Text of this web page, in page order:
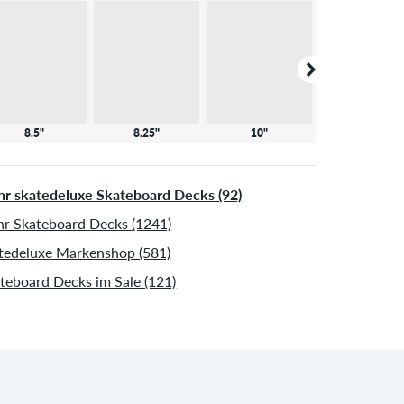
8.5" 8.25" 10"
skatedeluxe Skateboard Decks (92)
Skateboard Decks (1241)
Markenshop (581)
Decks im Sale (121)